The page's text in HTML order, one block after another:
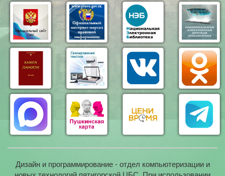
Дизайн и программирование - отдел компьютеризации и